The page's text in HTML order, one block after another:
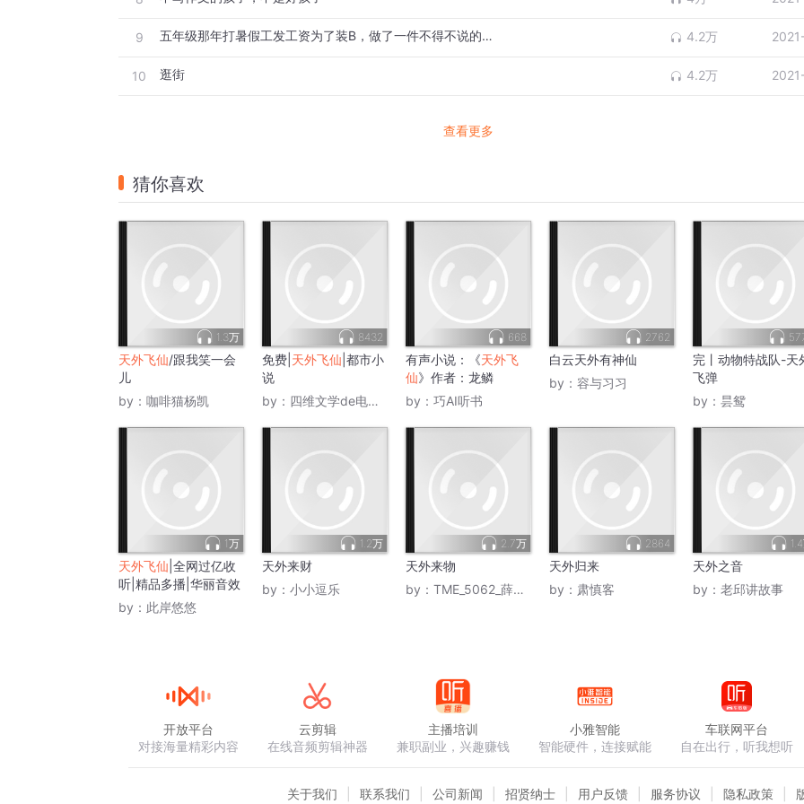
9 五年级那年打暑假工发工资为了装B，做了一件不得不说的故事 4.2万
10 逛街 4.2万
查看更多
猜你喜欢
1.3万
天外飞仙/跟我笑一会
儿
by： 咖啡猫杨凯
8432
免费| 天外飞仙 |都市小
说
by： 四维文学de电子书
668
有声小说：《天外飞
仙》作者：龙鳞
by： 巧AI听书
2762
白云天外有神仙
by： 容与习习
完丨动物特战队-天
飞弹
by： 昙鸳
1万
天外飞仙 |全网过亿收
听|精品多播|华丽音效
by： 此岸悠悠
1.2万
天外来财
by： 小小逗乐
2.7万
天外来物
by： TME_5062_薛之谦
2864
天外归来
by： 肃慎客
天外之音
by： 老邱讲故事
开放平台
对接海量精彩内容
云剪辑
在线音频剪辑神器
主播培训
兼职副业，兴趣赚钱
小雅智能
智能硬件，连接赋能
车联网平台
自在出行，听我想听
关于我们 联系我们 公司新闻 招贤纳士 用户反馈 服务协议 隐私政策